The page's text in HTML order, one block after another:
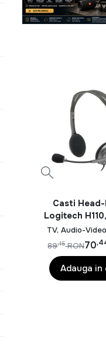
Casti
Logitech
noise-
TV, Audio-
70
89,15 RON
Adauga in